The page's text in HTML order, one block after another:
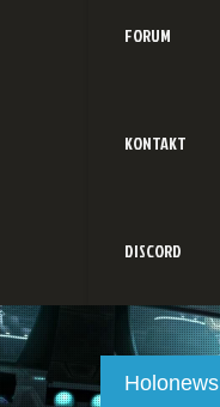
FORUM
KONTAKT
DISCORD
Holonews